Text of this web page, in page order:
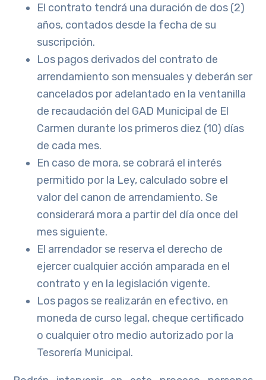
El contrato tendrá una duración de dos (2)
años, contados desde la fecha de su
suscripción.
Los pagos derivados del contrato de
arrendamiento son mensuales y deberán ser
cancelados por adelantado en la ventanilla
de recaudación del GAD Municipal de El
Carmen durante los primeros diez (10) días
de cada mes.
En caso de mora, se cobrará el interés
permitido por la Ley, calculado sobre el
valor del canon de arrendamiento. Se
considerará mora a partir del día once del
mes siguiente.
El arrendador se reserva el derecho de
ejercer cualquier acción amparada en el
contrato y en la legislación vigente.
Los pagos se realizarán en efectivo, en
moneda de curso legal, cheque certificado
o cualquier otro medio autorizado por la
Tesorería Municipal.